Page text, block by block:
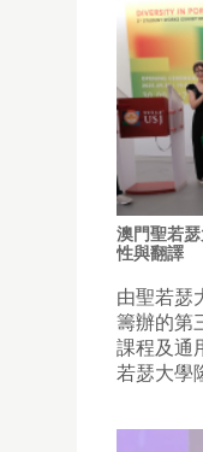
澳門聖若
性與翻譯
由聖若瑟
籌辦的第
課程及通
若瑟大學